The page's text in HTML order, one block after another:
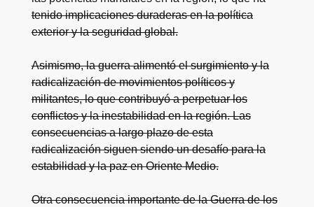
tenido implicaciones duraderas en la política
exterior y la seguridad global.
Asimismo, la guerra alimentó el surgimiento y la
radicalización de movimientos políticos y
militantes, lo que contribuyó a perpetuar los
conflictos y la inestabilidad en la región. Las
consecuencias a largo plazo de esta
radicalización siguen siendo un desafío para la
estabilidad y la paz en Oriente Medio.
Otra consecuencia importante de la Guerra de los